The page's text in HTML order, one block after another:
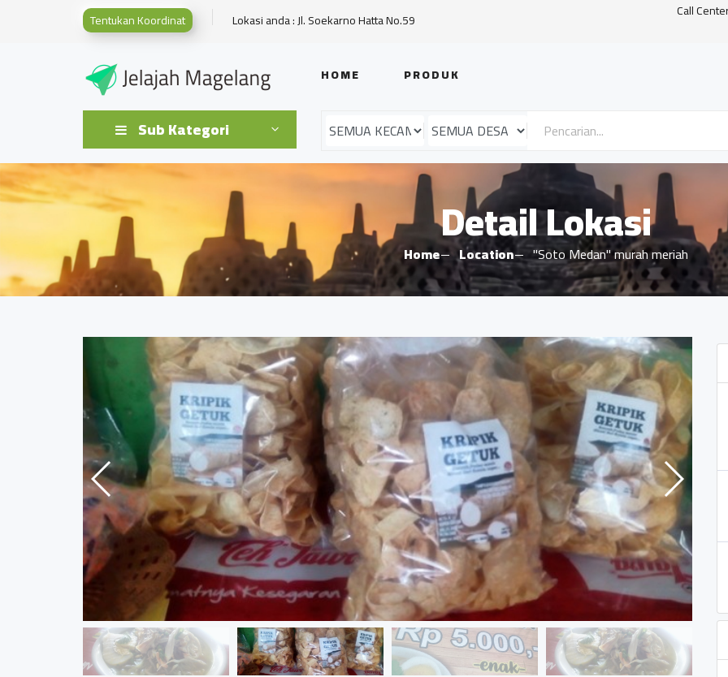
Tentukan Koordinat Lokasi anda : Jl. Soekarno Hatta No.59 Call
HOME PRODUK
Sub Kategori
Detail Lokasi
Home Location "Soto Medan" murah meriah